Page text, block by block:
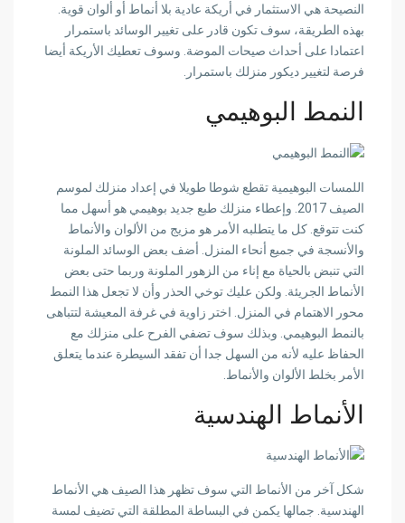
النصيحة هي الاستثمار في أريكة عادية بلا أنماط أو ألوان قوية
بهذه الطريقة، سوف تكون قادر على تغيير الوسائد باستمرار
اعتمادا على أحداث صيحات الموضة . وسوف تعطيك الأريكة أيضا
فرصة لتغيير ديكور منزلك باستمرار.
النمط البوهيمي
اللمسات البوهيمية تقطع شوطا طويلا في إعداد منزلك لموسم
الصيف 2017. وإعطاء منزلك طبع جديد بوهيمي هو أسهل مما
كنت تتوقع. كل ما يتطلبه الأمر هو مزيج من الألوان والأنماط
والأنسجة في جميع أنحاء المنزل. أضف بعض الوسائد الملونة
التي تنبض بالحياة مع إناء من الزهور الملونة وربما حتى بعض
الأنماط الجريئة . ولكن عليك توخي الحذر وأن لا تجعل هذا النمط
محور الاهتمام في المنزل. اختر زاوية في غرفة المعيشة لتتباهى
بالنمط البوهيمي. وبذلك سوف تضفي الفرح على منزلك مع
الحفاظ عليه لأنه من السهل جدا أن تفقد السيطرة عندما يتعلق
الأمر بخلط الألوان والأنماط.
الأنماط الهندسية
شكل آخر من الأنماط التي سوف تظهر هذا الصيف هي الأنماط
الهندسية. جمالها يكمن في البساطة المطلقة التي تضيف لمسة